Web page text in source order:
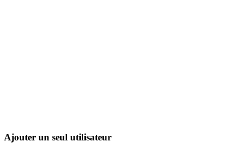
Ajouter un seul utilisateur